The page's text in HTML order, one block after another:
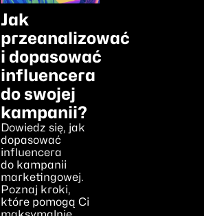
Jak
przeanalizować
i dopasować
influencera
do swojej
kampanii?
Dowiedz się, jak
dopasować
influencera
do kampanii
marketingowej.
Poznaj kroki,
które pomogą Ci